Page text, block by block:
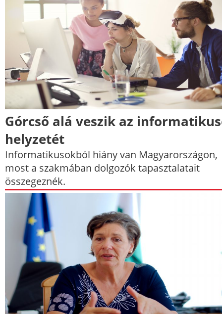
Górcső alá veszik az
helyzetét
Informatikusokból hiány van Magyarországon,
most a szakmában dolgozók tapasztalatait
összegeznék.